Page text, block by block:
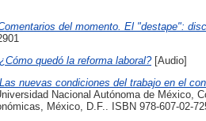
del momento. El "destape":
¿Cómo quedó la reforma laboral?[Audio]
Las nuevas condiciones del trabajo en el
Nacional Autónoma de México,
México, D.F.. ISBN 978-607-02-